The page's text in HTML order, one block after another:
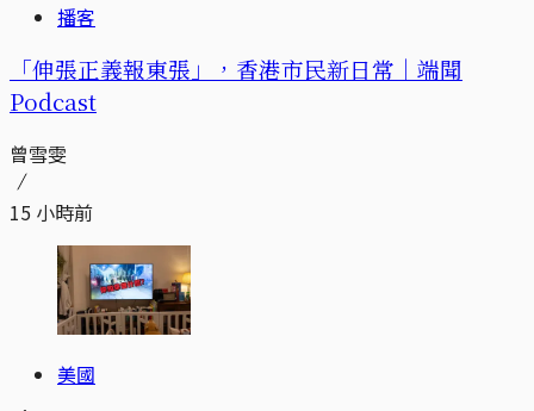
播客
「伸張正義報東張」，香港市民新日常｜端聞
Podcast
曾雪雯
15 小時前
美國